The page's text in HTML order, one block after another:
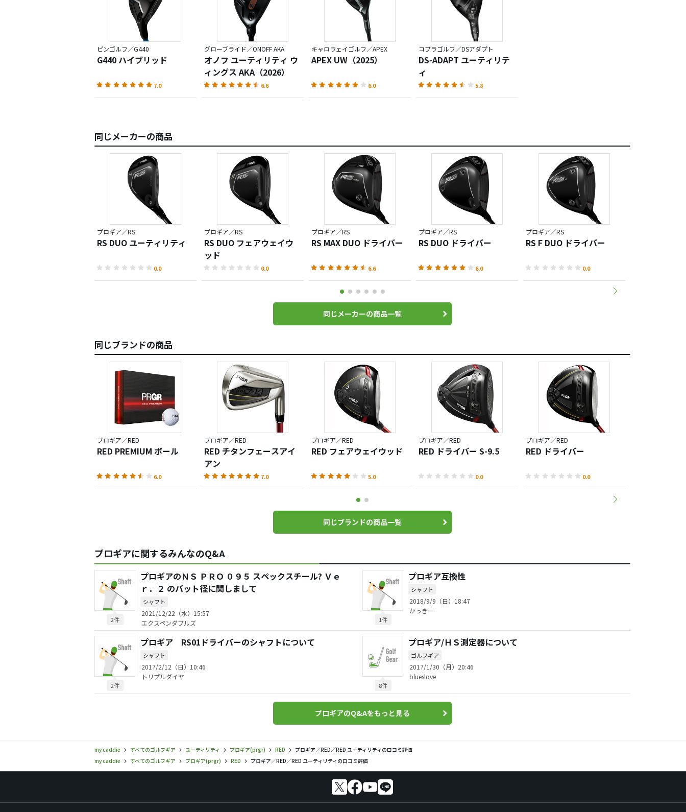
ピンゴルフ／G440
G440 ハイブリッド
7.0
グローブライド／ONOFF AKA
オノフ ユーティリティ ウ
ィングス AKA（2026）
6.6
キャロウェイゴルフ／APEX
APEX UW（2025）
6.0
コブラゴルフ／DSアダプト
DS-ADAPT ユーティリテ
ィ
5.8
同じメーカーの商品
プロギア／RS
RS DUO ユーティリティ
0.0
プロギア／RS
RS DUO フェアウェイウ
ッド
0.0
プロギア／RS
RS MAX DUO ドライバー
6.6
プロギア／RS
RS DUO ドライバー
6.0
プロギア／RS
RS F DUO ドライバー
0.0
同じメーカーの商品一覧
同じブランドの商品
プロギア／RED
RED PREMIUM ボール
6.0
プロギア／RED
RED チタンフェースアイ
アン
7.0
プロギア／RED
RED フェアウェイウッド
5.0
プロギア／RED
RED ドライバー S-9.5
0.0
プロギア／RED
RED ドライバー
0.0
同じブランドの商品一覧
プロギアに関するみんなのQ&A
2件
プロギアのＮＳ ＰＲＯ ０９５ スペックスチール? Ｖｅ
ｒ．２ のバット径に関しまして
シャフト
2021/12/22（水）15:57
エクスペンダブルズ
1件
プロギア互換性
シャフト
2018/9/9（日）18:47
かっきー
2件
プロギア RS01ドライバーのシャフトについて
シャフト
2017/2/12（日）10:46
トリプルダイヤ
8件
プロギア/ＨＳ測定器について
ゴルフギア
2017/1/30（月）20:46
blueslove
プロギアのQ&Aをもっと見る
my caddie すべてのゴルフギア ユーティリティ プロギア(prgr) RED
プロギア／RED／RED ユーティリティの口コミ評価
my caddie
すべてのゴルフギア プロギア(prgr) RED プロギア／RED／RED ユーティリティの口コミ評価